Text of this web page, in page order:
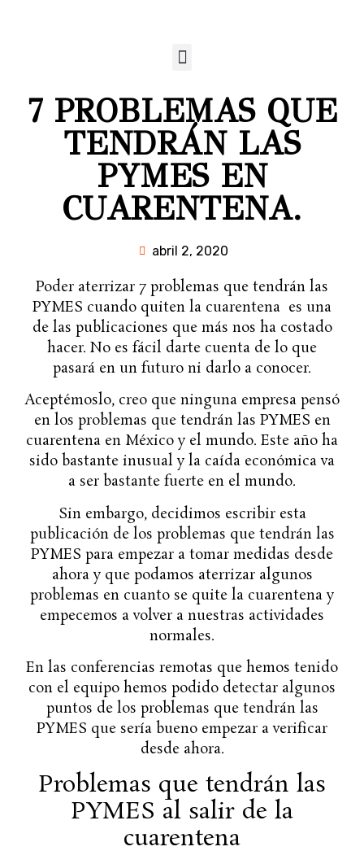
7 PROBLEMAS QUE
TENDRÁN LAS
PYMES EN
CUARENTENA.
abril 2, 2020
Poder aterrizar 7 problemas que tendrán las
PYMES cuando quiten la cuarentena es una
de las publicaciones que más nos ha costado
hacer. No es fácil darte cuenta de lo que
pasará en un futuro ni darlo a conocer.
Aceptémoslo, creo que ninguna empresa pensó
en los problemas que tendrán las PYMES en
cuarentena en México y el mundo. Este año ha
sido bastante inusual y la caída económica va
a ser bastante fuerte en el mundo.
Sin embargo, decidimos escribir esta
publicación de los problemas que tendrán las
PYMES para empezar a tomar medidas desde
ahora y que podamos aterrizar algunos
problemas en cuanto se quite la cuarentena y
empecemos a volver a nuestras actividades
normales.
En las conferencias remotas que hemos tenido
con el equipo hemos podido detectar algunos
puntos de los problemas que tendrán las
PYMES que sería bueno empezar a verificar
desde ahora.
Problemas que tendrán las
PYMES al salir de la
cuarentena